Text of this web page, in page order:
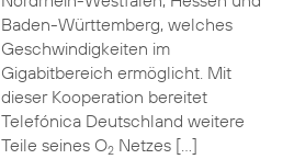
Baden-Württemberg, welches
Geschwindigkeiten im
Gigabitbereich ermöglicht. Mit
dieser Kooperation bereitet
Telefónica Deutschland weitere
Teile seines O2Netzes […]